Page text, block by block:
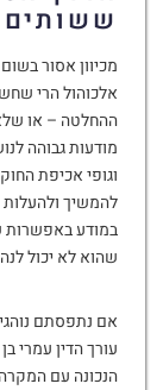
ששותים
מכיוון אסור
אלכוהול הרי
ההחלטה – או
מודעות גבוהה
וגופי אכיפת
להמשיך
במודע באפשרות
שהוא לא יכול
אם נתפסתם
עורך הדין עמרי
הנכונה עם